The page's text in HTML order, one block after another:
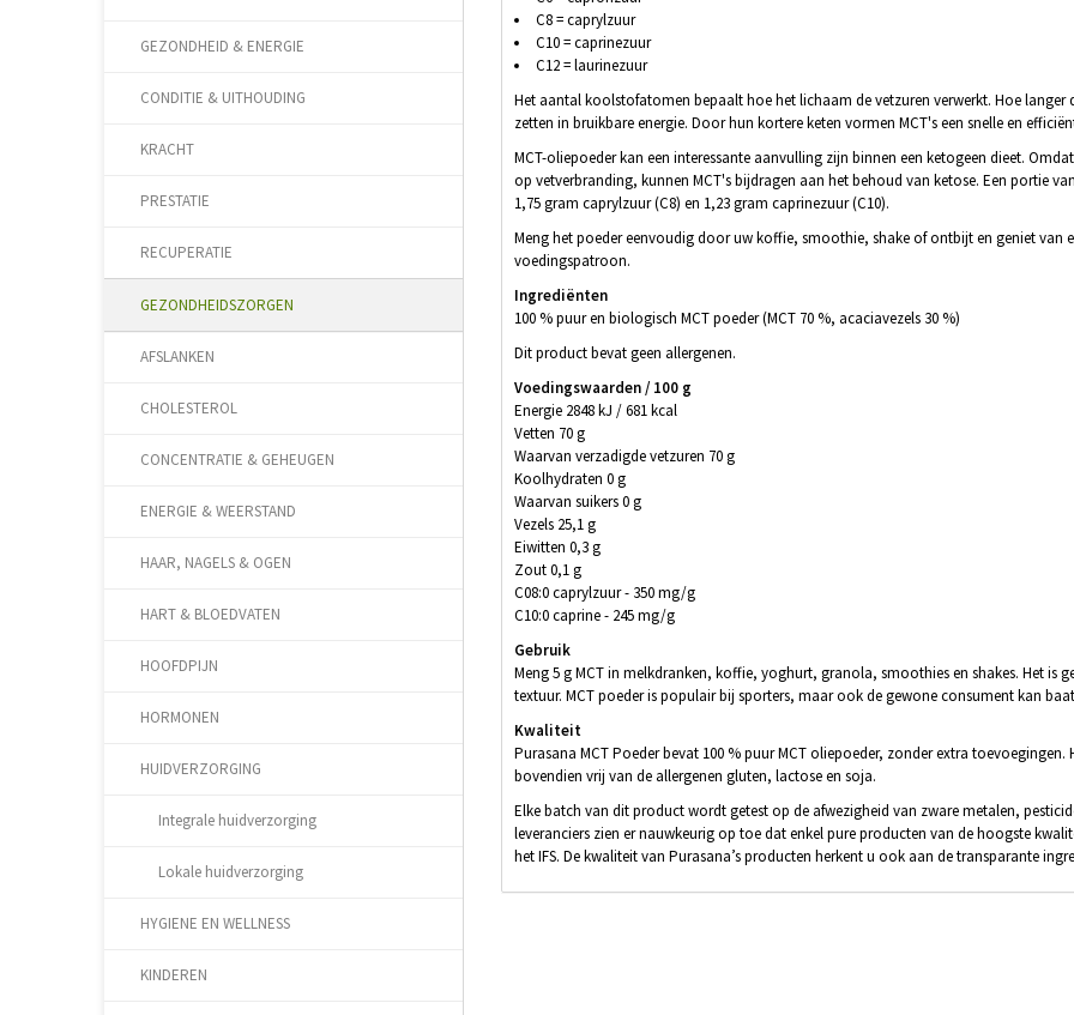
GEZONDHEID & ENERGIE
CONDITIE & UITHOUDING
KRACHT
PRESTATIE
RECUPERATIE
GEZONDHEIDSZORGEN
AFSLANKEN
CHOLESTEROL
CONCENTRATIE & GEHEUGEN
ENERGIE & WEERSTAND
HAAR, NAGELS & OGEN
HART & BLOEDVATEN
HOOFDPIJN
HORMONEN
HUIDVERZORGING
Integrale huidverzorging
Lokale huidverzorging
HYGIENE EN WELLNESS
KINDEREN
C8 = caprylzuur
C10 = caprinezuur
C12 = laurinezuur
Het aantal koolstofatomen bepaalt hoe het lichaam de vetzuren verwerkt. Hoe
zetten in bruikbare energie. Door hun kortere keten vormen MCT's een snelle en
MCT-oliepoeder kan een interessante aanvulling zijn binnen een ketogeen dieet.
op vetverbranding, kunnen MCT's bijdragen aan het behoud van ketose. Een portie
1,75 gram caprylzuur (C8) en 1,23 gram caprinezuur (C10).
Meng het poeder eenvoudig door uw koffie, smoothie, shake of ontbijt en geniet van
voedingspatroon.
Ingrediënten
100 % puur en biologisch MCT poeder (MCT 70 %, acaciavezels 30 %)
Dit product bevat geen allergenen.
Voedingswaarden / 100 g
Energie 2848 kJ / 681 kcal
Vetten 70 g
Waarvan verzadigde vetzuren 70 g
Koolhydraten 0 g
Waarvan suikers 0 g
Vezels 25,1 g
Eiwitten 0,3 g
Zout 0,1 g
C08:0 caprylzuur - 350 mg/g
C10:0 caprine - 245 mg/g
Gebruik
Meng 5 g MCT in melkdranken, koffie, yoghurt, granola, smoothies en shakes. Het is
textuur. MCT poeder is populair bij sporters, maar ook de gewone consument kan
Kwaliteit
Purasana MCT Poeder bevat 100 % puur MCT oliepoeder, zonder extra
bovendien vrij van de allergenen gluten, lactose en soja.
Elke batch van dit product wordt getest op de afwezigheid van zware metalen,
leveranciers zien er nauwkeurig op toe dat enkel pure producten van de hoogste
het IFS. De kwaliteit van Purasana’s producten herkent u ook aan de transparante